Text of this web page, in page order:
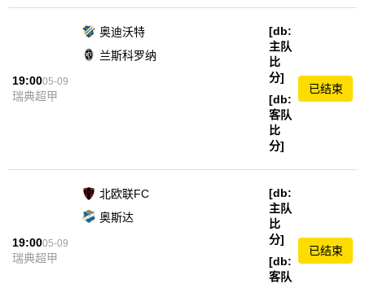
19:0005-09
瑞典超甲
奥迪沃特
[db:
主队
比
分]
[db:
客队
比
分]
兰斯科罗纳
已结束
19:0005-09
瑞典超甲
北欧联FC
[db:
主队
比
分]
[db:
客队
奥斯达
已结束